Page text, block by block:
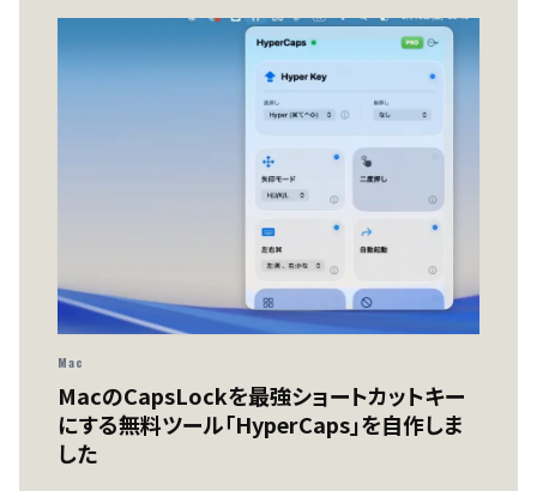
Mac
MacのCapsLockを最強ショートカットキー
にする無料ツール「HyperCaps」を自作しま
した